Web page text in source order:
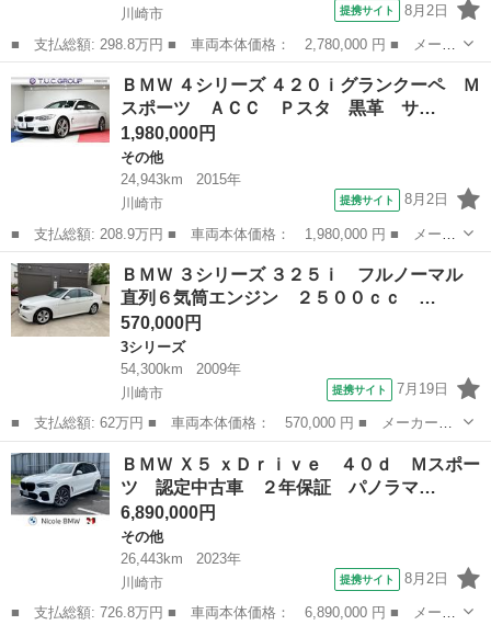
川崎市
提携サイト 8月2日
■ 支払総額: 298.8万円 ■ 車両本体価格： 2,780,000 円 ■ メーカ
ー名： ＢＭＷ ■ 車種名： ２シリーズ ■ グレード名： ２１８
ｉアクティブツアラー Ｍスポーツ 認定中古車 ２年保証 １７イ
ンチＡＷ...
神奈川 川崎市
ＢＭＷ ４シリーズ ４２０ｉグランクーペ Ｍ
スポーツ ＡＣＣ Ｐスタ 黒革 サ…
1,980,000円
その他
24,943km
2015年
川崎市
提携サイト 8月2日
■ 支払総額: 208.9万円 ■ 車両本体価格： 1,980,000 円 ■ メーカ
ー名： ＢＭＷ ■ 車種名： ４シリーズ ■ グレード名： ４２０
ｉグランクーペ Ｍスポーツ ＡＣＣ Ｐスタ 黒革 サンルーフ
純正ＨＤ...
神奈川 川崎市
ＢＭＷ ３シリーズ ３２５ｉ フルノーマル
直列６気筒エンジン ２５００ｃｃ …
570,000円
3シリーズ
54,300km
2009年
川崎市
提携サイト 7月19日
■ 支払総額: 62万円 ■ 車両本体価格： 570,000 円 ■ メーカー
名： ＢＭＷ ■ 車種名： ３シリーズ ■ グレード名： ３２５
ｉ フルノーマル 直列６気筒エンジン ２５００ｃｃ 禁煙車 デ
ィーラー車 電動シ...
神奈川 川崎市
ＢＭＷ Ｘ５ ｘＤｒｉｖｅ ４０ｄ Ｍスポー
ツ 認定中古車 ２年保証 パノラマ…
6,890,000円
その他
26,443km
2023年
川崎市
提携サイト 8月2日
■ 支払総額: 726.8万円 ■ 車両本体価格： 6,890,000 円 ■ メーカ